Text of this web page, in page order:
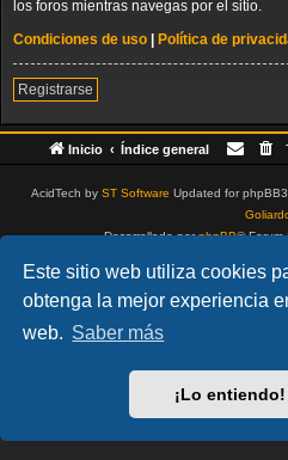
Este sitio web utiliza cookies
obtenga la mejor experiencia
web. Saber más
¡Lo entiendo!
los foros mientras navegas por el sitio.
Condiciones de uso
Política de
Registrarse
Inicio Índice general
AcidTech by ST Software Updated for
Desarrollado porphpBB® Forum
Privacidad|